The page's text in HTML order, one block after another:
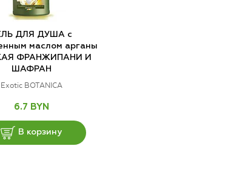
ДЛЯ ДУША с
маслом арганы
ФРАНЖИПАНИ И
ШАФРАН
Exotic BOTANICA
6.7 BYN
В корзину